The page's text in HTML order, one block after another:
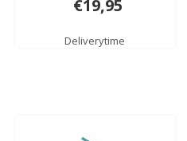
€19,95
Deliverytime